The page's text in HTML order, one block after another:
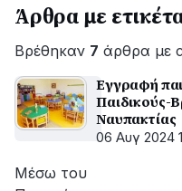
εξέλιξη
οι
εργασίες
ΔΕΔΔΗΕ
για
την
της
Άρθρα με
Βρέθηκαν 7 άρθρα με
Εγγραφή
Παιδικούς-
Ναυπακτίας
06 Αυγ 2024
Μέσω του